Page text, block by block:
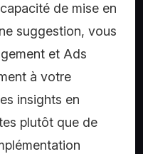
de mise en
suggestion, vous
et Ads
à votre
insights en
plutôt que de